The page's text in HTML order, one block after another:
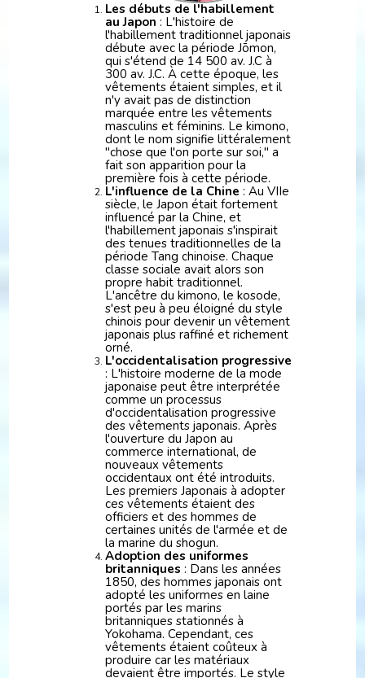
Les débuts de l'habillement
au Japon : L'histoire de
l'habillement traditionnel japonais
débute avec la période Jōmon,
qui s'étend de 14 500 av. J.C à
300 av. J.C. À cette époque, les
vêtements étaient simples, et il
n'y avait pas de distinction
marquée entre les vêtements
masculins et féminins. Le kimono,
dont le nom signifie littéralement
"chose que l'on porte sur soi," a
fait son apparition pour la
première fois à cette période.
L'influence de la Chine : Au VIIe
siècle, le Japon était fortement
influencé par la Chine, et
l'habillement japonais s'inspirait
des tenues traditionnelles de la
période Tang chinoise. Chaque
classe sociale avait alors son
propre habit traditionnel.
L'ancêtre du kimono, le kosode,
s'est peu à peu éloigné du style
chinois pour devenir un vêtement
japonais plus raffiné et richement
orné.
L'occidentalisation progressive
: L'histoire moderne de la mode
japonaise peut être interprétée
comme un processus
d'occidentalisation progressive
des vêtements japonais. Après
l'ouverture du Japon au
commerce international, de
nouveaux vêtements
occidentaux ont été introduits.
Les premiers Japonais à adopter
ces vêtements étaient des
officiers et des hommes de
certaines unités de l'armée et de
la marine du shogun.
Adoption des uniformes
britanniques : Dans les années
1850, des hommes japonais ont
adopté les uniformes en laine
portés par les marins
britanniques stationnés à
Yokohama. Cependant, ces
vêtements étaient coûteux à
produire car les matériaux
devaient être importés. Le style